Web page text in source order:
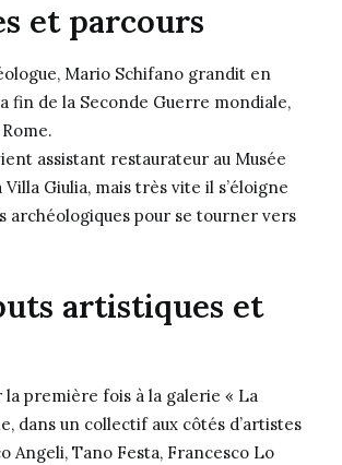
et parcours
Mario Schifano grandit en
fin de la Seconde Guerre mondiale,
assistant restaurateur au Musée
Villa Giulia, mais très vite il s’éloigne
archéologiques pour se tourner vers
artistiques et
la première fois à la galerie « La
dans un collectif aux côtés d’artistes
Angeli, Tano Festa, Francesco Lo